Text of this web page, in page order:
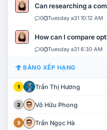
Can researching a
0 Tuesday a31 10:12 AM
How can I compare
0 Tuesday a31 6:30 AM
BẢNG XẾP HẠNG
1 Trần Thị Hương
2 Võ Hữu Phong
3 Trần Ngọc Hà